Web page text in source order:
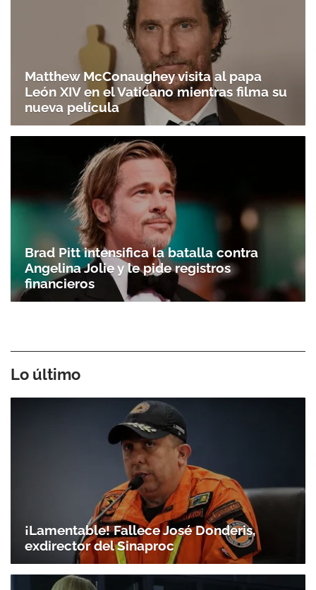
Matthew McConaughey visita al papa
León XIV en el Vaticano mientras filma su
nueva película
Brad Pitt intensifica la batalla contra
Angelina Jolie y le pide registros
financieros
Lo último
¡Lamentable! Fallece José Donderis,
exdirector del Sinaproc